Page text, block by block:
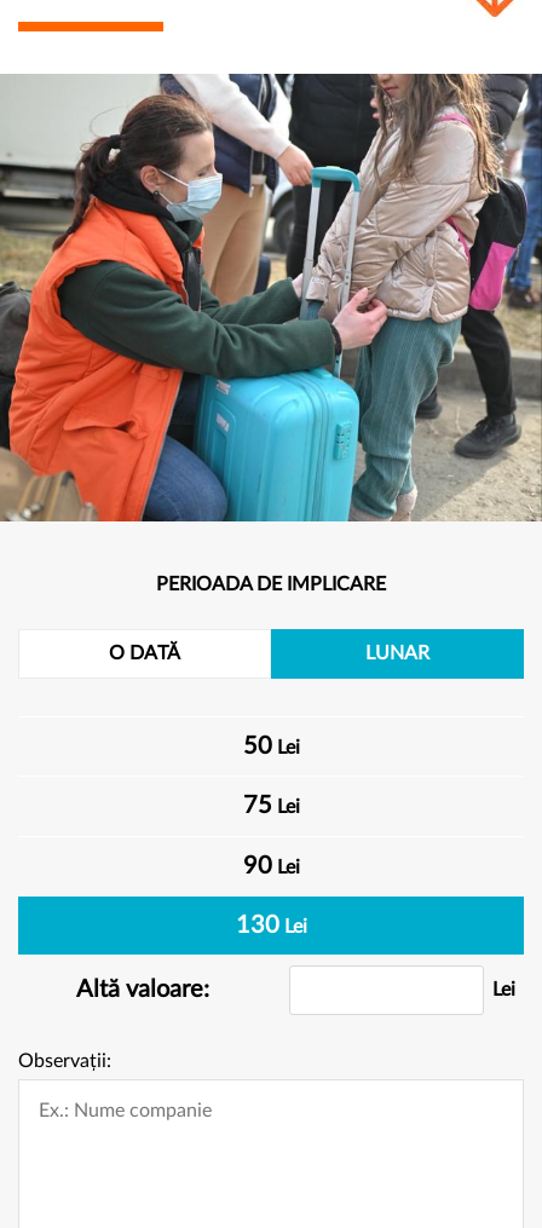
PERIOADA DE IMPLICARE
O DATĂ LUNAR
50Lei
75 Lei
90Lei
130Lei
Altă valoare: Lei
Observații: